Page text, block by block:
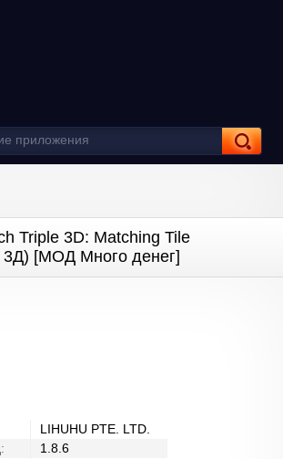
Triple 3D: Matching Tile
3Д) [МОД Много денег]
LIHUHU PTE. LTD.
1.8.6